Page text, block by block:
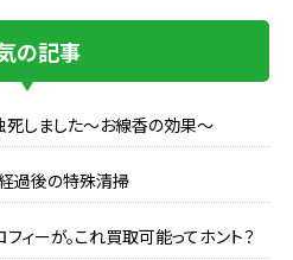
の記事
しました～お線香の効果～
過後の特殊清掃
ィーが。これ買取可能ってホント？